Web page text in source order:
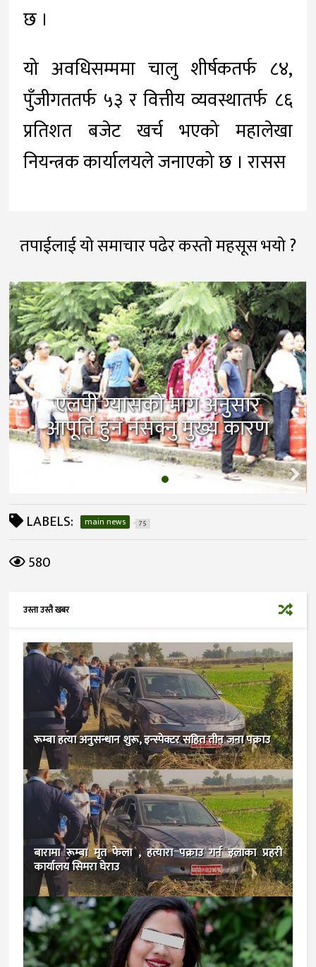
छ ।
यो अवधिसम्ममा चालु शीर्षकतर्फ ८४,
पुँजीगततर्फ ५३ र वित्तीय व्यवस्थातर्फ ८६
प्रतिशत बजेट खर्च भएको महालेखा
नियन्त्रक कार्यालयले जनाएको छ । रासस
तपाईलाई यो समाचार पढेर कस्तो महसूस भयो ?
एलपी ग्यासको माग अनुसार
आपूर्ति हुन नसक्नु मुख्य कारण
LABELS: main news 75
580
उस्ता उस्तै खबर
रूम्बा हत्या अनुसन्धान शुरू, इन्स्पेक्टर सहित तीन जना पक्राउ
बारामा रूम्बा मृत फेला , हत्यारा पक्राउ गर्न इलाका प्रहरी
कार्यालय सिमरा घेराउ